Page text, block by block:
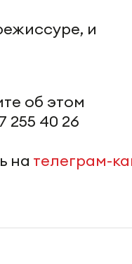
и
об этом
255 40 26
на телеграм-